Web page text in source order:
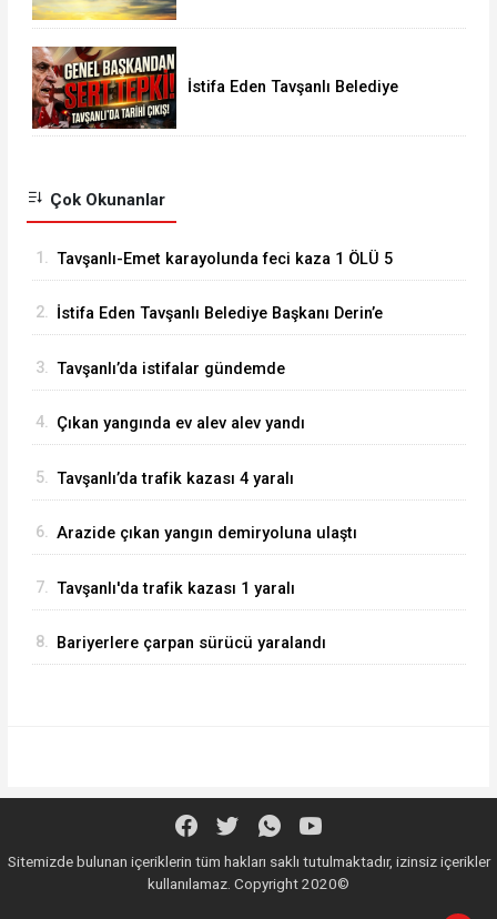
İstifa Eden Tavşanlı Belediye
Çok Okunanlar
1. Tavşanlı-Emet karayolunda feci kaza 1 ÖLÜ 5
2. İstifa Eden Tavşanlı Belediye Başkanı Derin’e
3. Tavşanlı’da istifalar gündemde
4. Çıkan yangında ev alev alev yandı
5. Tavşanlı’da trafik kazası 4 yaralı
6. Arazide çıkan yangın demiryoluna ulaştı
7. Tavşanlı'da trafik kazası 1 yaralı
8. Bariyerlere çarpan sürücü yaralandı
Sitemizde bulunan içeriklerin tüm hakları saklı tutulmaktadır, izinsiz içerikler
kullanılamaz. Copyright 2020©